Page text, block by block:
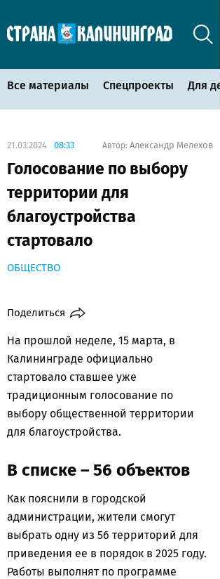
Все материалы Спецпроекты Для
21.03.2024 08:33 Автор: Александр Мелехов
Голосование по выбору
территории для
благоустройства
стартовало
ОБЩЕСТВО
Поделиться
На прошлой неделе, 15 марта, в
Калининграде официально
стартовало ставшее уже
традиционным голосование по
выбору общественной территории
для благоустройства.
В списке – 56 объектов
Как пояснили в городской
администрации, жители смогут
выбрать одну из 56 территорий для
приведения ее в порядок в 2025 году.
Работы выполнят по программе